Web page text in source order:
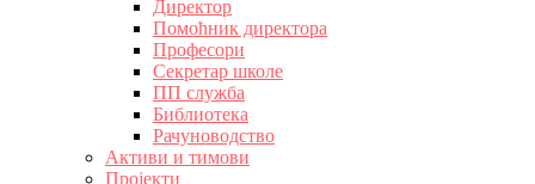
Директор
Помоћник директора
Професори
Секретар школе
ПП служба
Библиотека
Рачуноводство
Активи и тимови
Пројекти